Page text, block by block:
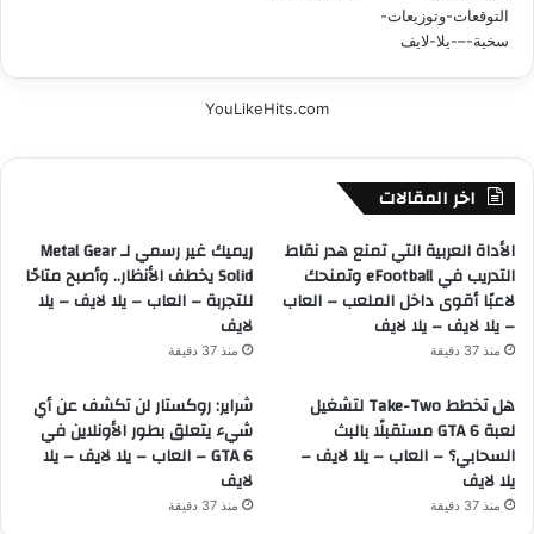
YouLikeHits.com
اخر المقالات
الأداة العربية التي تمنع هدر نقاط
التدريب في eFootball وتمنحك
لاعبًا أقوى داخل الملعب – العاب
– يلا لايف – يلا لايف
منذ 37 دقيقة
ريميك غير رسمي لـ Metal Gear
Solid يخطف الأنظار.. وأصبح متاحًا
للتجربة – العاب – يلا لايف – يلا
لايف
منذ 37 دقيقة
هل تخطط Take-Two لتشغيل
لعبة GTA 6 مستقبلًا بالبث
السحابي؟ – العاب – يلا لايف –
يلا لايف
منذ 37 دقيقة
شراير: روكستار لن تكشف عن أي
شيء يتعلق بطور الأونلاين في
GTA 6 – العاب – يلا لايف – يلا
لايف
منذ 37 دقيقة